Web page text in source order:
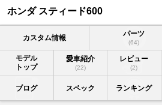
ホンダ スティード600
カスタム情報 パーツ
(64)
モデル
トップ
愛車紹介
(22)
レビュー
(2)
ブログ スペック ランキング